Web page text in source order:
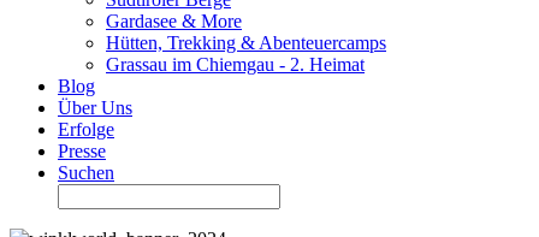
Gardasee & More
Hütten, Trekking & Abenteuercamps
Grassau im Chiemgau - 2. Heimat
Blog
Über Uns
Erfolge
Presse
Suchen